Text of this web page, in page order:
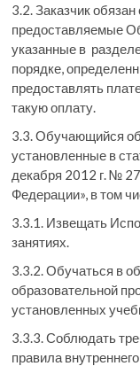
3.2. Заказчик
предоставляемые
указанные в
порядке,
предоставлять
такую оплату.
3.3. Обучающийся
установленные в
декабря 2012 г. №
Федерации», в том
3.3.1. Извещать
занятиях.
3.3.2. Обучаться в
образовательной
установленных
3.3.3. Соблюдать
правила